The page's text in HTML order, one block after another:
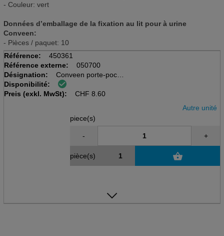
- Couleur: vert
Données d’emballage de la fixation au lit pour à urine
Conveen:
- Pièces / paquet: 10
Référence:
450361
Référence externe:
050700
Désignation:
Conveen porte-poche
Disponibilité:
Preis (exkl. MwSt):
CHF 8.60
Autre unité
piece(s)
- +
pièce(s)